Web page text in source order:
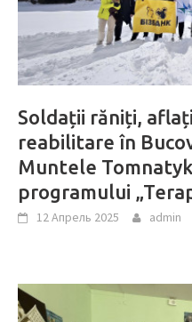
Soldații răniți,
reabilitare în
Muntele
programului
12 Апрель 2025 admin